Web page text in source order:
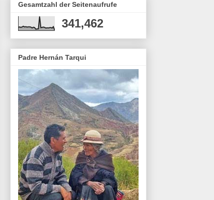
Gesamtzahl der Seitenaufrufe
341,462
Padre Hernán Tarqui